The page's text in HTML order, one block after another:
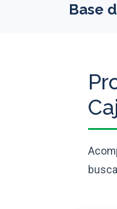
Base